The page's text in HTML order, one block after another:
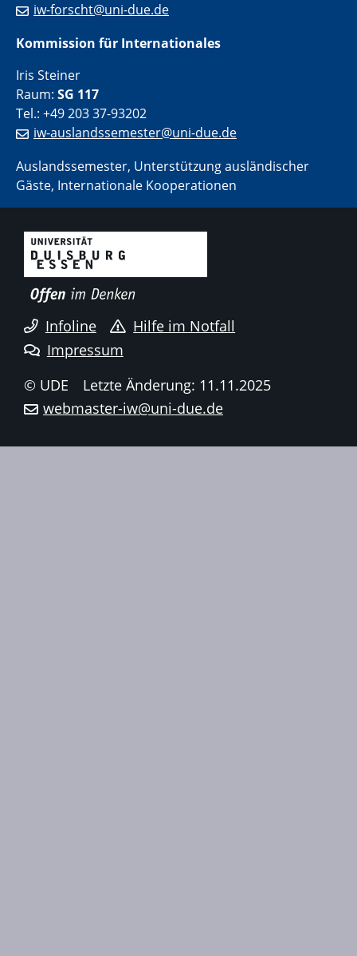
iw-forscht@uni-due.de
Kommission für Internationales
Iris Steiner
Raum: SG 117
Tel.: +49 203 37-93202
iw-auslandssemester@uni-due.de
Auslandssemester, Unterstützung ausländischer
Gäste, Internationale Kooperationen
Infoline
Hilfe im Notfall
Impressum
© UDE
Letzte Änderung: 11.11.2025
webmaster-iw@uni-due.de